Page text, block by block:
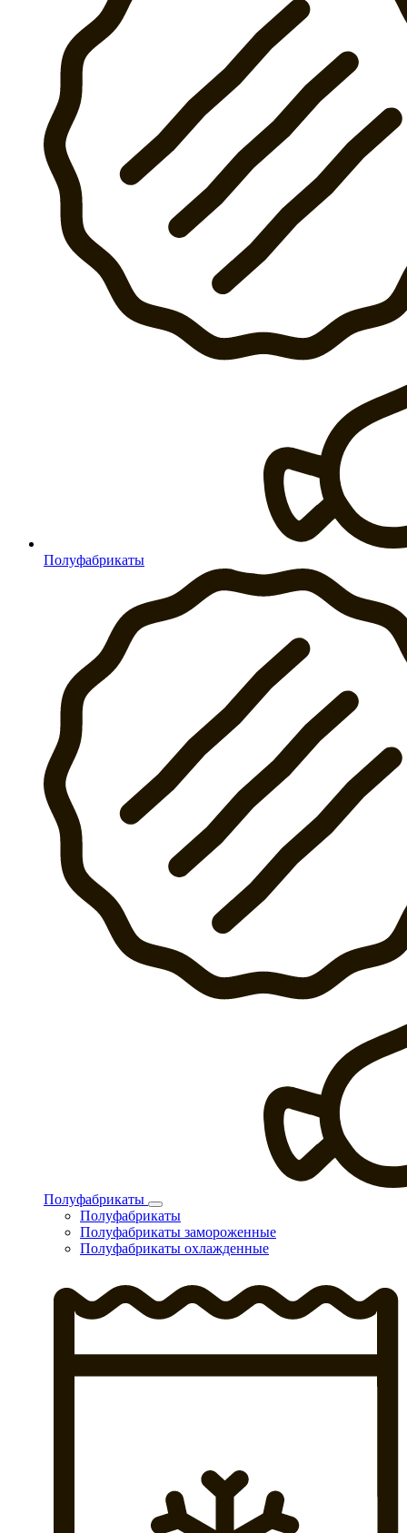
Полуфабрикаты
Полуфабрикаты
Полуфабрикаты
Полуфабрикаты замороженные
Полуфабрикаты охлажденные